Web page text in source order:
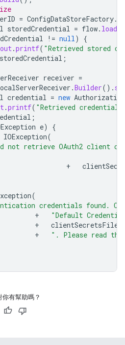
= ConfigDataStoreFactory.
storedCredential = flow.
!= null)
{
out.printf( "Retrieved stored
storedCredential ;
receiver =
.Builder().
credential = new
.printf( "Retrieved credential
;
e)
{
IOException(
not retrieve OAuth2 client
+
(
credentials found.
+
"Default
+
clientSecretsFile
+
". Please read the
你有幫助嗎？